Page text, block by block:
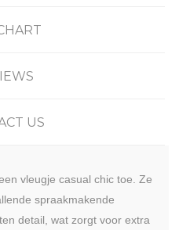
US
vleugje casual chic toe. Ze
spraakmakende
detail, wat zorgt voor extra